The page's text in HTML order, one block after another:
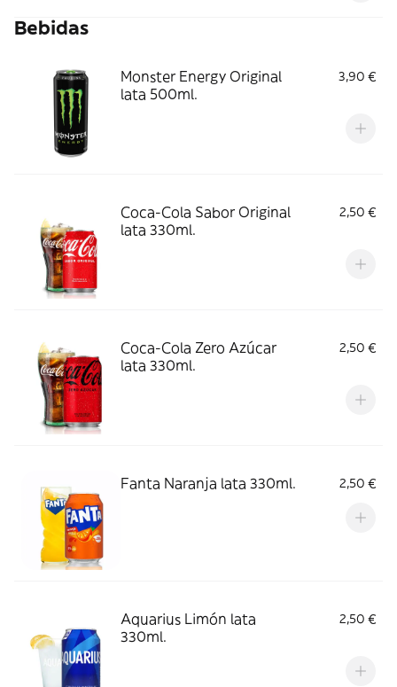
Bebidas
Monster Energy Original
lata 500ml.
3,90 €
Coca-Cola Sabor Original
lata 330ml.
2,50 €
Coca-Cola Zero Azúcar
lata 330ml.
2,50 €
Fanta Naranja lata 330ml. 2,50 €
Aquarius Limón lata
330ml.
2,50 €